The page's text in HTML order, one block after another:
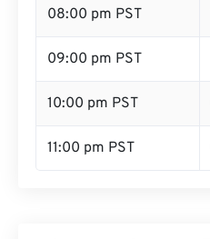
08:00 pm PST
09:00 pm PST
10:00 pm PST
11:00 pm PST